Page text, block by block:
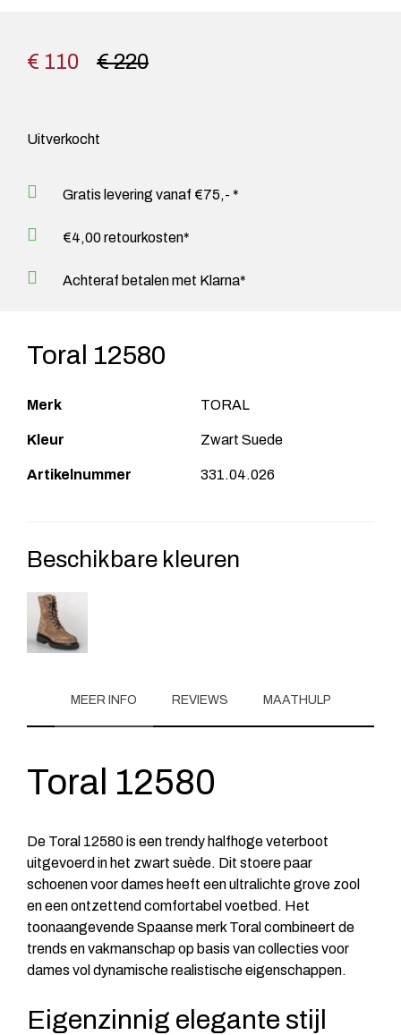
€ 220
€ 110
Uitverkocht
Gratis levering vanaf €75,- *
€4,00 retourkosten*
Achteraf betalen met Klarna*
Toral 12580
Merk TORAL
Kleur Zwart Suede
Artikelnummer 331.04.026
Beschikbare kleuren
MEER INFO REVIEWS MAATHULP
Toral 12580
De Toral 12580 is een trendy halfhoge veterboot
uitgevoerd in het zwart suède. Dit stoere paar
schoenen voor dames heeft een ultralichte grove zool
en een ontzettend comfortabel voetbed. Het
toonaangevende Spaanse merk Toral combineert de
trends en vakmanschap op basis van collecties voor
dames vol dynamische realistische eigenschappen.
Eigenzinnig elegante stijl